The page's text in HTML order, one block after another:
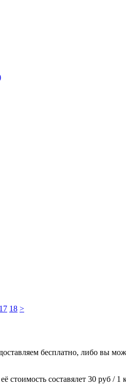
17 18 >
бесплатно, либо вы
стоимость составялет 30 руб / 1